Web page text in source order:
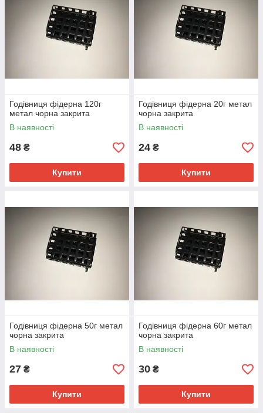
Годівниця фідерна 120г
метал чорна закрита
В наявності
48 ₴
Купити
Годівниця фідерна 20г метал
чорна закрита
В наявності
24 ₴
Купити
Годівниця фідерна 50г метал
чорна закрита
В наявності
27 ₴
Купити
Годівниця фідерна 60г метал
чорна закрита
В наявності
30 ₴
Купити